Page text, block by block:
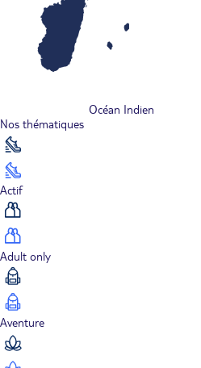
Océan Indien
Nos thématiques
Actif
Adult only
Aventure